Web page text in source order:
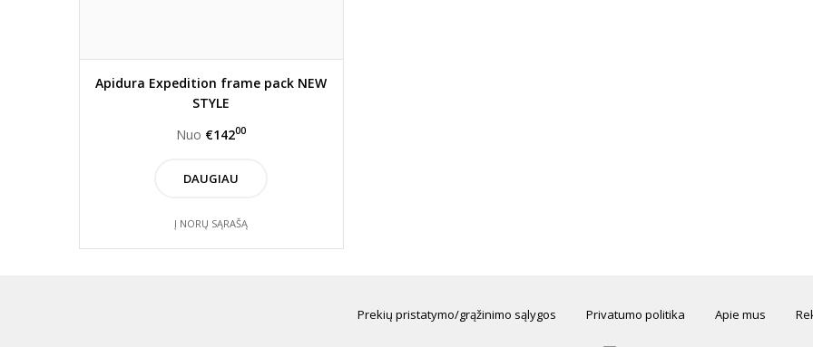
Apidura Expedition frame pack NEW
STYLE
Nuo €14200
DAUGIAU
Į NORŲ SĄRAŠĄ
Prekių pristatymo/grąžinimo sąlygos Privatumo politika Apie mus